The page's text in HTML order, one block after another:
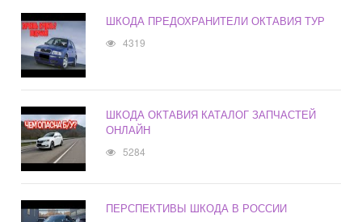
ШКОДА ПРЕДОХРАНИТЕЛИ ОКТАВИЯ ТУР
4319
ШКОДА ОКТАВИЯ КАТАЛОГ ЗАПЧАСТЕЙ
ОНЛАЙН
5284
ПЕРСПЕКТИВЫ ШКОДА В РОССИИ